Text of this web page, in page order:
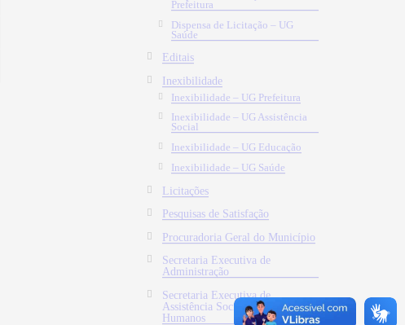
Prefeitura
Dispensa de Licitação – UG
Saúde
Editais
Inexibilidade
Inexibilidade – UG Prefeitura
Inexibilidade – UG Assistência
Social
Inexibilidade – UG Educação
Inexibilidade – UG Saúde
Licitações
Pesquisas de Satisfação
Procuradoria Geral do Município
Secretaria Executiva de
Administração
Secretaria Executiva de
Assistência Social e Direitos
Humanos